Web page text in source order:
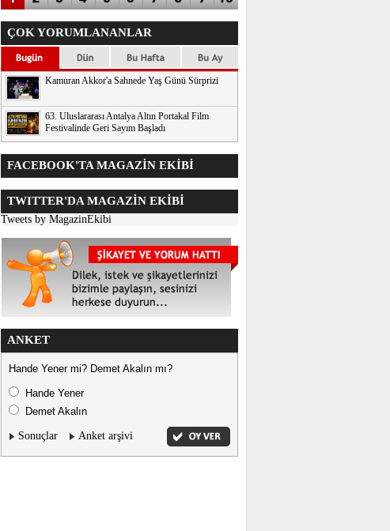
ÇOK YORUMLANANLAR
Kamuran Akkor'a Sahnede Yaş Günü Sürprizi
63. Uluslararası Antalya Altın Portakal Film
Festivalinde Geri Sayım Başladı
FACEBOOK'TA MAGAZİN EKİBİ
TWITTER'DA MAGAZİN EKİBİ
Tweets by MagazinEkibi
ANKET
Hande Yener mi? Demet Akalın mı?
Hande Yener
Demet Akalın
Sonuçlar Anket arşivi